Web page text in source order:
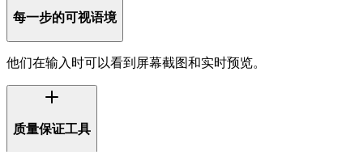
每一步的可视语境
他们在输入时可以看到屏幕截图和实时预览。
质量保证工具